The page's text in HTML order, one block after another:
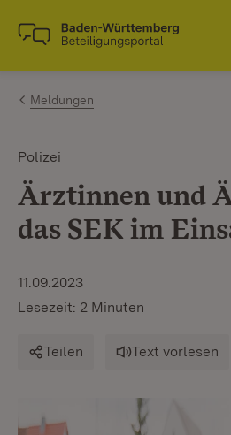
Zum Inhalt springen
Link zur Startseite
Meldungen
Polizei
Ärztinnen und
das SEK im
11.09.2023
Lesezeit: 2 Minuten
Teilen Text vorlesen